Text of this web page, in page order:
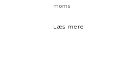
moms
Læs mere